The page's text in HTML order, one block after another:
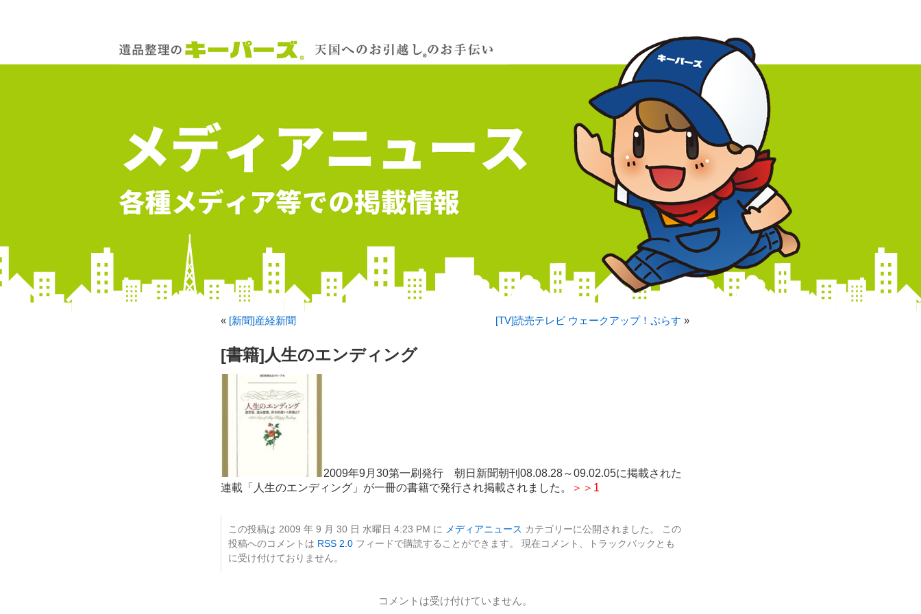
« [新聞]産経新聞 [TV]読売テレビ ウェークアップ！ぷらす »
[書籍]人生のエンディング
2009年9月30第一刷発行 朝日新聞朝刊08.08.28～09.02.05に掲載された
連載「人生のエンディング」が一冊の書籍で発行され掲載されました。
＞＞1
この投稿は 2009 年 9 月 30 日 水曜日 4:23 PM に メディアニュース カテゴリーに公開されました。 この
投稿へのコメントは RSS 2.0 フィードで購読することができます。 現在コメント、トラックバックとも
に受け付けておりません。
コメントは受け付けていません。